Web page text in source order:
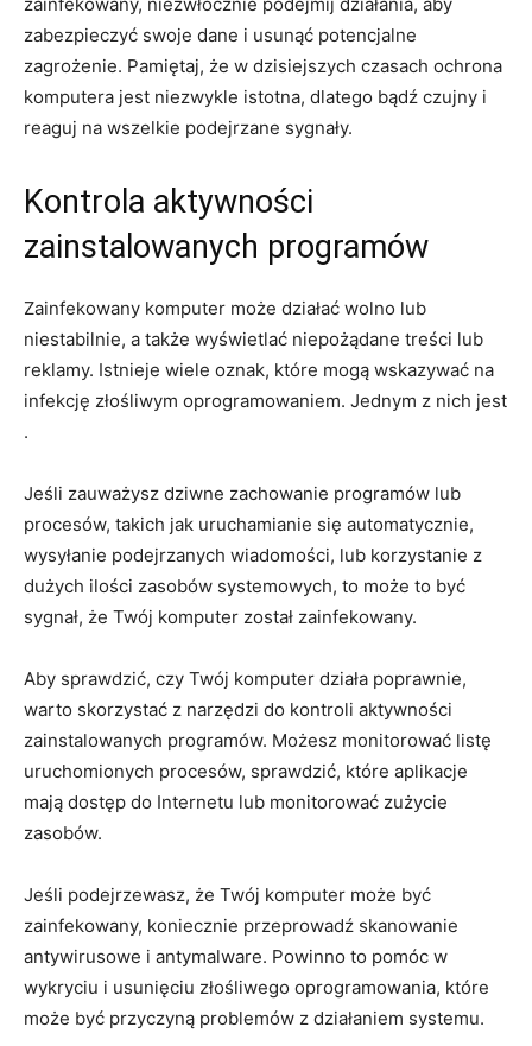
zabezpieczyć swoje dane i usunąć potencjalne
zagrożenie. Pamiętaj, że w dzisiejszych czasach ochrona
komputera jest‍ niezwykle​ istotna, dlatego bądź czujny i
reaguj na wszelkie podejrzane sygnały.
Kontrola aktywności
zainstalowanych programów
Zainfekowany komputer‌ może⁢ działać wolno lub⁤
niestabilnie, a także wyświetlać niepożądane treści lub
reklamy. Istnieje wiele oznak, które mogą wskazywać na
infekcję złośliwym oprogramowaniem. Jednym z ⁣nich jest
.
Jeśli zauważysz dziwne zachowanie programów lub
procesów, takich⁣ jak uruchamianie ⁢się automatycznie,⁤
wysyłanie podejrzanych wiadomości, lub korzystanie ​z
dużych ilości zasobów systemowych, ⁤to może to być
sygnał, że Twój komputer został zainfekowany.
Aby sprawdzić, czy Twój komputer działa poprawnie,
warto skorzystać z narzędzi ⁢do kontroli aktywności
zainstalowanych ⁤programów.⁣ Możesz monitorować ⁤listę
uruchomionych procesów, sprawdzić, które ‌aplikacje
mają dostęp​ do ⁤Internetu lub monitorować zużycie
zasobów.
Jeśli podejrzewasz, że Twój komputer może być​
zainfekowany, koniecznie przeprowadź skanowanie
antywirusowe i antymalware. Powinno to pomóc w
wykryciu i usunięciu złośliwego oprogramowania, które
może być przyczyną problemów ‌z ⁢działaniem systemu.